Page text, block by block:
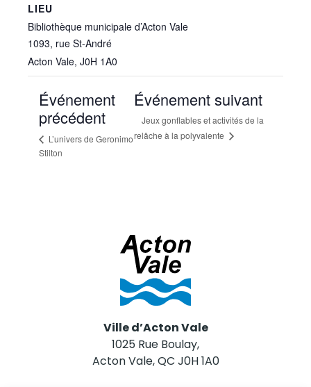
LIEU
Bibliothèque municipale d’Acton Vale
1093, rue St-André
Acton Vale, J0H 1A0
Événement
précédent
L’univers de Geronimo
Stilton
Événement suivant
Jeux gonflables et activités de la
relâche à la polyvalente
Ville d’Acton Vale
1025 Rue Boulay,
Acton Vale, QC J0H 1A0